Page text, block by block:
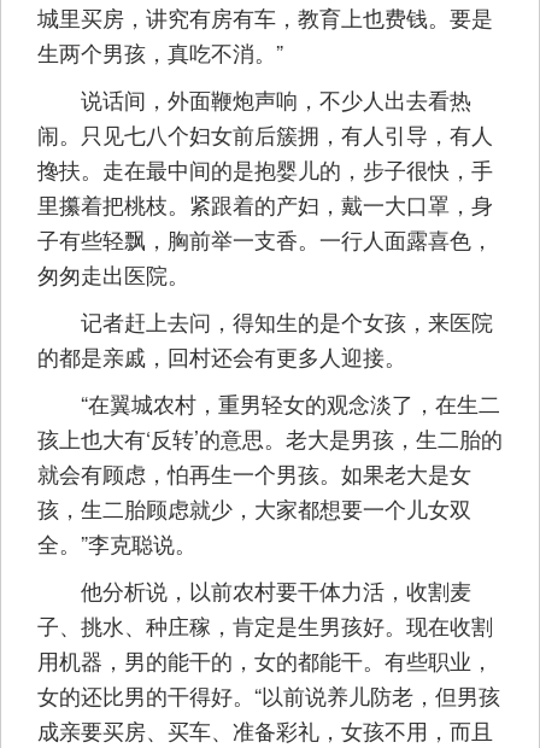
城里买房，讲究有房有车，教育上也费钱。要是
生两个男孩，真吃不消。”
说话间，外面鞭炮声响，不少人出去看热
闹。只见七八个妇女前后簇拥，有人引导，有人
搀扶。走在最中间的是抱婴儿的，步子很快，手
里攥着把桃枝。紧跟着的产妇，戴一大口罩，身
子有些轻飘，胸前举一支香。一行人面露喜色，
匆匆走出医院。
记者赶上去问，得知生的是个女孩，来医院
的都是亲戚，回村还会有更多人迎接。
“在翼城农村，重男轻女的观念淡了，在生二
孩上也大有‘反转’的意思。老大是男孩，生二胎的
就会有顾虑，怕再生一个男孩。如果老大是女
孩，生二胎顾虑就少，大家都想要一个儿女双
全。”李克聪说。
他分析说，以前农村要干体力活，收割麦
子、挑水、种庄稼，肯定是生男孩好。现在收割
用机器，男的能干的，女的都能干。有些职业，
女的还比男的干得好。“以前说养儿防老，但男孩
成亲要买房、买车、准备彩礼，女孩不用，而且